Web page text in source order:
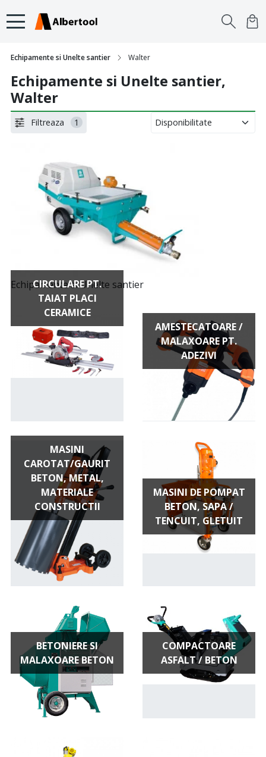
Echipamente si Unelte santier Walter
Echipamente si Unelte santier,
Walter
Filtreaza 1
Echipamente si Unelte santier
CIRCULARE PT.
TAIAT PLACI
CERAMICE
AMESTECATOARE /
MALAXOARE PT.
ADEZIVI
MASINI
CAROTAT/GAURIT
BETON, METAL,
MATERIALE
CONSTRUCTII
MASINI DE POMPAT
BETON, SAPA /
TENCUIT, GLETUIT
BETONIERE SI
MALAXOARE BETON
COMPACTOARE
ASFALT / BETON